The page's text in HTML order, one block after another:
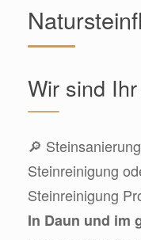
Wir sind
🔎
Steinreinigung
Steinreinigung
In Daun und im